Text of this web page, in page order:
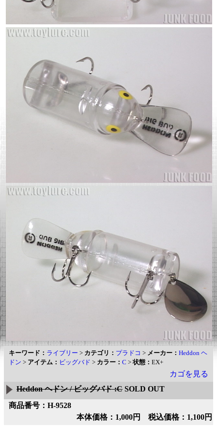
キーワード： ライブリー > カテゴリ： プラドコ > メーカー： Heddon ヘ
ドン > アイテム： ビッグバド > カラー： C >状態： EX+
カゴを見る
Heddon ヘドン / ビッグバド :C SOLD OUT
商品番号：H-9528
本体価格：1,000円 税込価格：1,100円